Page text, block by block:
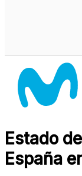
Estado
España